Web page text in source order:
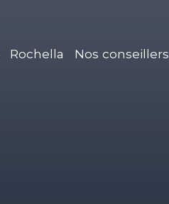
Rochella Nos conseillers